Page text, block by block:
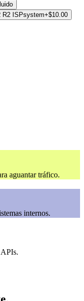
R2 ISPsystem+$10.00
aguantar tráfico.
internos.